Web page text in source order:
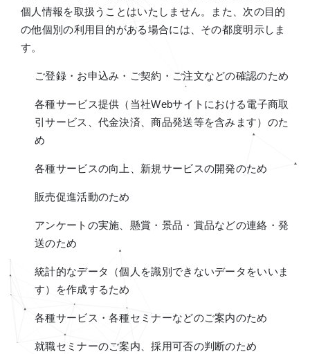
個人情報を取扱うことはいたしません。また、次の目的
の他個別の利用目的がある場合には、その都度明示しま
す。
ご登録・お申込み・ご契約・ご注文などの確認のため
各種サービス提供（当社Webサイトにおける電子商取
引サービス、代金決済、商品発送等を含みます）のた
め
各種サービスの向上、新規サービスの開発のため
販売促進活動のため
アンケートの実施、懸賞・景品・賞品などの連絡・発
送のため
統計的なデータ（個人を識別できないデータをいいま
す）を作成するため
各種サービス・各種セミナーなどのご案内のため
就職セミナーのご案内、採用可否の判断のため